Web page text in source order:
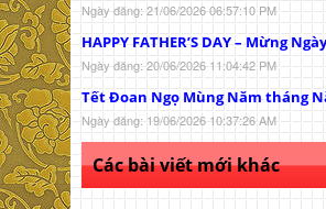
Ngày đăng: 21/06/2026 06:57:10 PM
HAPPY FATHER’S DAY – Mừng
Ngày đăng: 20/06/2026 11:04:42 PM
Tết Đoan Ngọ Mùng Năm tháng
Ngày đăng: 19/06/2026 10:37:26 AM
Các bài viết mới khác